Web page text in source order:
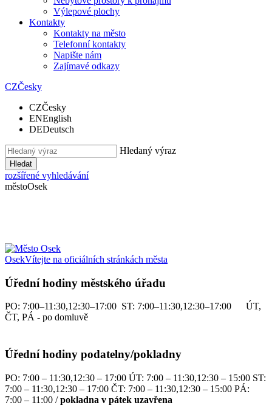
Výlepové plochy
Kontakty
Kontakty na město
Telefonní kontakty
Napište nám
Zajímavé odkazy
CZČesky
CZČesky
ENEnglish
DEDeutsch
Hledaný výraz
Hledat
rozšířené vyhledávání
městoOsek
OsekVítejte na oficiálních stránkách města
Úřední hodiny městského úřadu
PO: 7:00–11:30,12:30–17:00 ST: 7:00–11:30,12:30–17:00 ÚT,
ČT, PÁ - po domluvě
Úřední hodiny podatelny/pokladny
PO: 7:00 – 11:30,12:30 – 17:00 ÚT: 7:00 – 11:30,12:30 – 15:00 ST:
7:00 – 11:30,12:30 – 17:00 ČT: 7:00 – 11:30,12:30 – 15:00 PÁ:
7:00 – 11:00 /pokladna v pátek uzavřena